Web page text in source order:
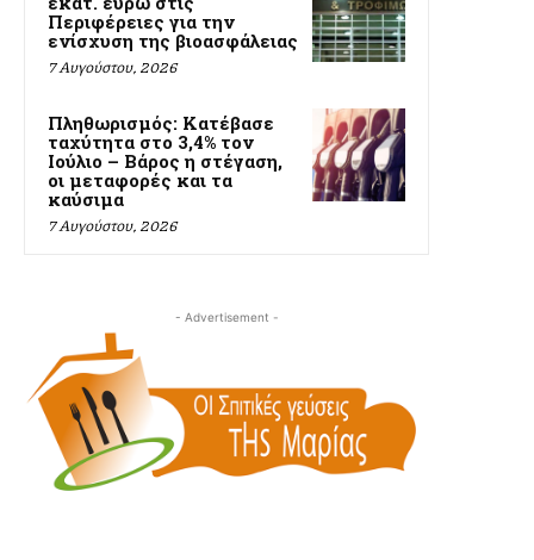
Περιφέρειες για την
ενίσχυση της βιοασφάλειας
7 Αυγούστου, 2026
Πληθωρισμός: Κατέβασε
ταχύτητα στο 3,4% τον
Ιούλιο – Βάρος η στέγαση,
οι μεταφορές και τα
καύσιμα
7 Αυγούστου, 2026
- Advertisement -